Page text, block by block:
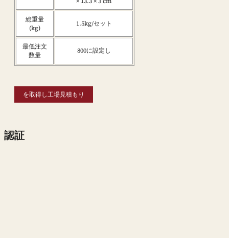
総重量
(kg)
1.5kg/セット
最低注文
数量
800に設定し
を取得し工場見積もり
認証